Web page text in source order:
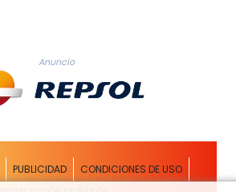
Anuncio
PUBLICIDAD
CONDICIONES DE USO